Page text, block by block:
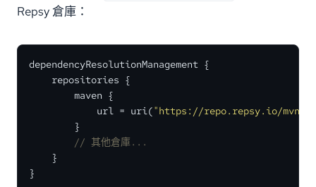
Repsy 倉庫：
dependencyResolutionManagement {
    repositories {
        maven {
            url = uri(
"https://repo.repsy.io/mvn/
        }
// 其他倉庫...
    }
}